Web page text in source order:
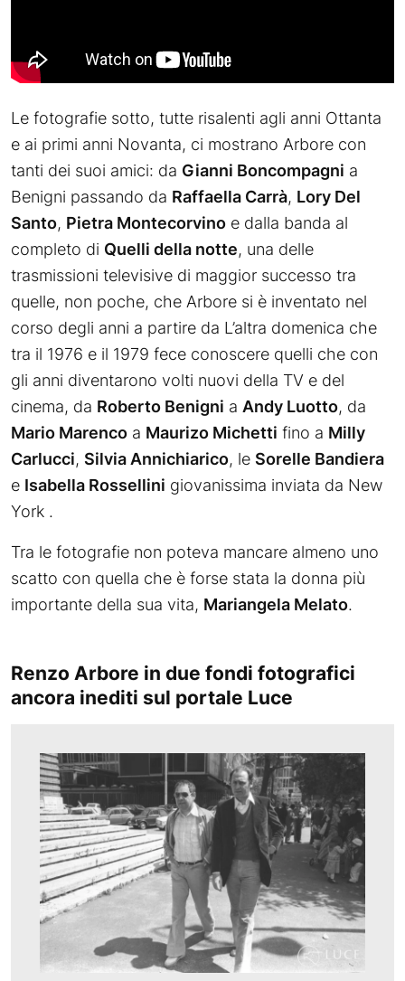
Le fotografie sotto, tutte risalenti agli anni Ottanta
e ai primi anni Novanta, ci mostrano Arbore con
tanti dei suoi amici: da Gianni Boncompagni a
Benigni passando da Raffaella Carrà, Lory Del
Santo, Pietra Montecorvino e dalla banda al
completo di Quelli della notte, una delle
trasmissioni televisive di maggior successo tra
quelle, non poche, che Arbore si è inventato nel
corso degli anni a partire da L’altra domenica che
tra il 1976 e il 1979 fece conoscere quelli che con
gli anni diventarono volti nuovi della TV e del
cinema, da Roberto Benigni a Andy Luotto, da
Mario Marenco a Maurizo Michetti fino a Milly
Carlucci, Silvia Annichiarico, le Sorelle Bandiera
e Isabella Rossellini giovanissima inviata da New
York .
Tra le fotografie non poteva mancare almeno uno
scatto con quella che è forse stata la donna più
importante della sua vita, Mariangela Melato.
Renzo Arbore in due fondi fotografici
ancora inediti sul portale Luce